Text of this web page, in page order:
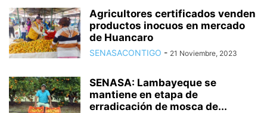
Agricultores certificados venden
productos inocuos en mercado
de Huancaro
SENASACONTIGO - 21 Noviembre, 2023
SENASA: Lambayeque se
mantiene en etapa de
erradicación de mosca de...